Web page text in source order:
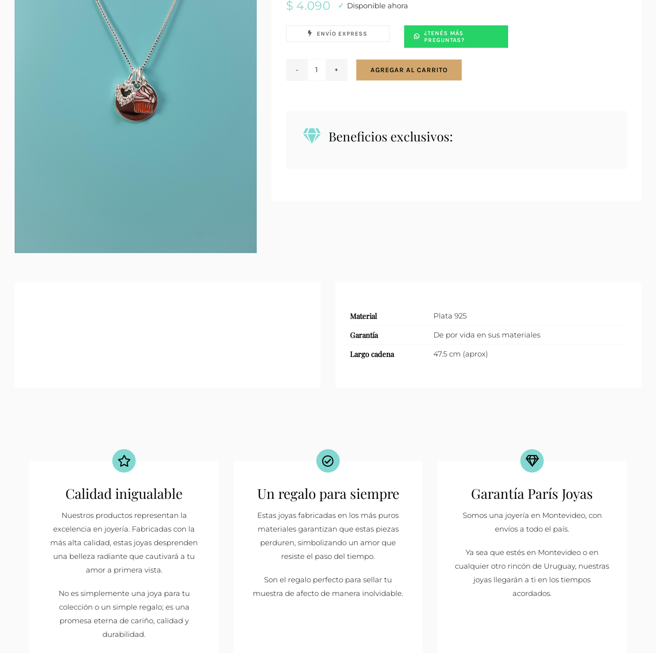
$ 4.090 Disponible ahora
ENVÍO EXPRESS
¿TENÉS MÁS
PREGUNTAS?
Corazón
AGREGAR AL CARRITO
Beneficios exclusivos:
Material Plata 925
Garantía De por vida en sus materiales
Largo cadena 47.5 cm (aprox)
Calidad inigualable
Nuestros productos representan la
excelencia en joyería. Fabricadas con la
más alta calidad, estas joyas desprenden
una belleza radiante que cautivará a tu
amor a primera vista.
No es simplemente una joya para tu
colección o un simple regalo; es una
promesa eterna de cariño, calidad y
durabilidad.
Un regalo para siempre
Estas joyas fabricadas en los más puros
materiales garantizan que estas piezas
perduren, simbolizando un amor que
resiste el paso del tiempo.
Son el regalo perfecto para sellar tu
muestra de afecto de manera inolvidable.
Garantía París Joyas
Somos una joyería en Montevideo, con
envíos a todo el país.
Ya sea que estés en Montevideo o en
cualquier otro rincón de Uruguay, nuestras
joyas llegarán a ti en los tiempos
acordados.